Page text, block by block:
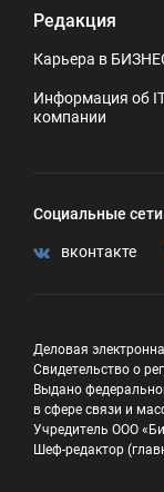
Редакция
Карьера в
Информация об
компании
Социальные сети
вконтакте
Деловая
Свидетельство о
Выдано
в сфере связи и
Учредитель ООО
Шеф-редактор